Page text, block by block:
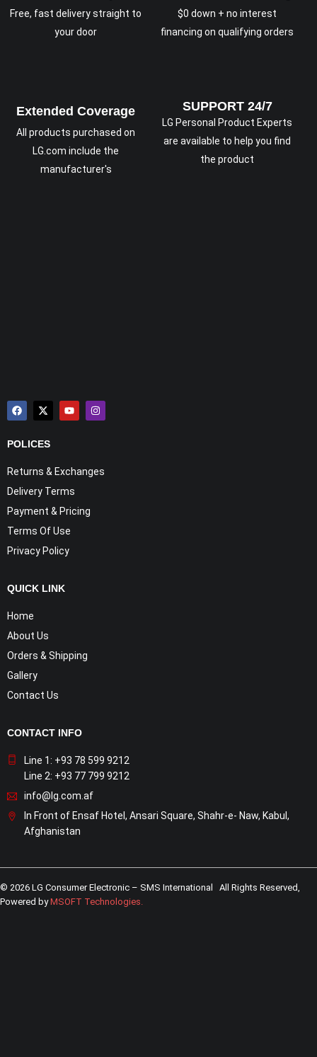
Free, fast delivery straight to
your door
$0 down + no interest
financing on qualifying orders
Extended Coverage
All products purchased on
LG.com include the
manufacturer's
SUPPORT 24/7
LG Personal Product Experts
are available to help you find
the product
POLICES
Returns & Exchanges
Delivery Terms
Payment & Pricing
Terms Of Use
Privacy Policy
QUICK LINK
Home
About Us
Orders & Shipping
Gallery
Contact Us
CONTACT INFO
Line 1: +93 78 599 9212
Line 2: +93 77 799 9212
info@lg.com.af
In Front of Ensaf Hotel, Ansari Square, Shahr-e- Naw, Kabul,
Afghanistan
© 2026 LG Consumer Electronic – SMS International All Rights Reserved,
Powered byMSOFT Technologies.